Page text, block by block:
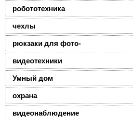
робототехника
чехлы
рюкзаки для фото-
видеотехники
Умный дом
охрана
видеонаблюдение